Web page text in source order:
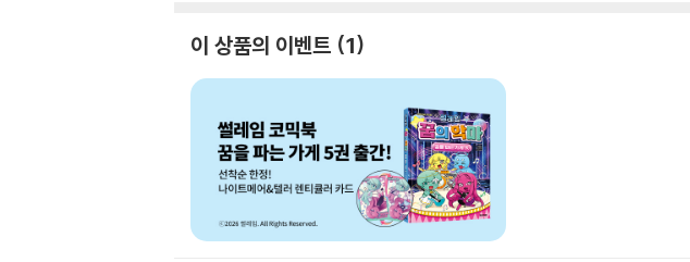
이 상품의 이벤트 1